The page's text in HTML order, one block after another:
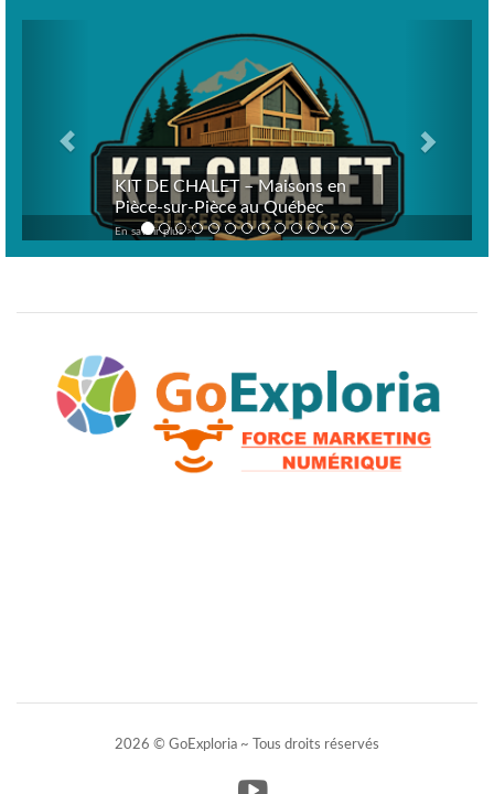
KIT DE CHALET – Maisons en
Pièce-sur-Pièce au Québec
En savoir plus >
2026 © GoExploria ~ Tous droits réservés